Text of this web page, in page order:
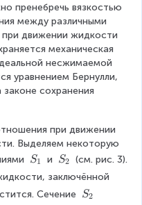
пренебречь вязкостью
между различными
движении жидкости
механическая
несжимаемой
уравнением Бернулли,
сохранения
при движении
Выделяем некоторую
S
_
S1 и S
_
S2
(см. рис. 3).
заключённой
Сечение S
S2